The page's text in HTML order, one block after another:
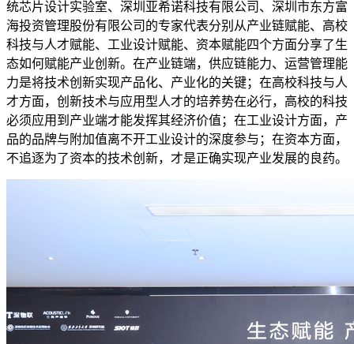
统芯片设计实验室、深圳亚希诺科技有限公司、深圳市东方富
海投资管理股份有限公司的专家代表分别从产业链赋能、高校
科技与人才赋能、工业设计赋能、资本赋能四个方面分享了生
态如何赋能产业创新。在产业链端，供应链能力、运营管理能
力是将技术创新实现产品化、产业化的关键；在高校科技与人
才方面，创新技术与应用型人才的培养势在必行，高校的科技
必须应用到产业端才能发挥其经济价值；在工业设计方面，产
品的品牌与附加值离不开工业设计的深度参与；在资本方面，
不追逐为了资本的技术创新，才是正确实现产业发展的良药。